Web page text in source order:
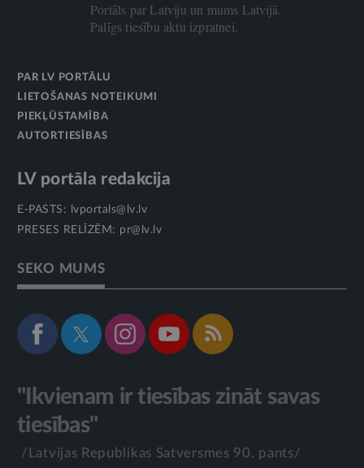
Portāls par Latviju un mums Latvijā.
Palīgs tiesību aktu izpratnei.
PAR LV PORTĀLU
LIETOŠANAS NOTEIKUMI
PIEKĻŪSTAMĪBA
AUTORTIESĪBAS
LV portāla redakcija
E-PASTS:
lvportals@lv.lv
PRESES RELĪZĒM: pr@lv.lv
SEKO MUMS
"Ikvienam ir tiesības zināt savas
tiesības"
/Latvijas Republikas Satversmes 90. pants/